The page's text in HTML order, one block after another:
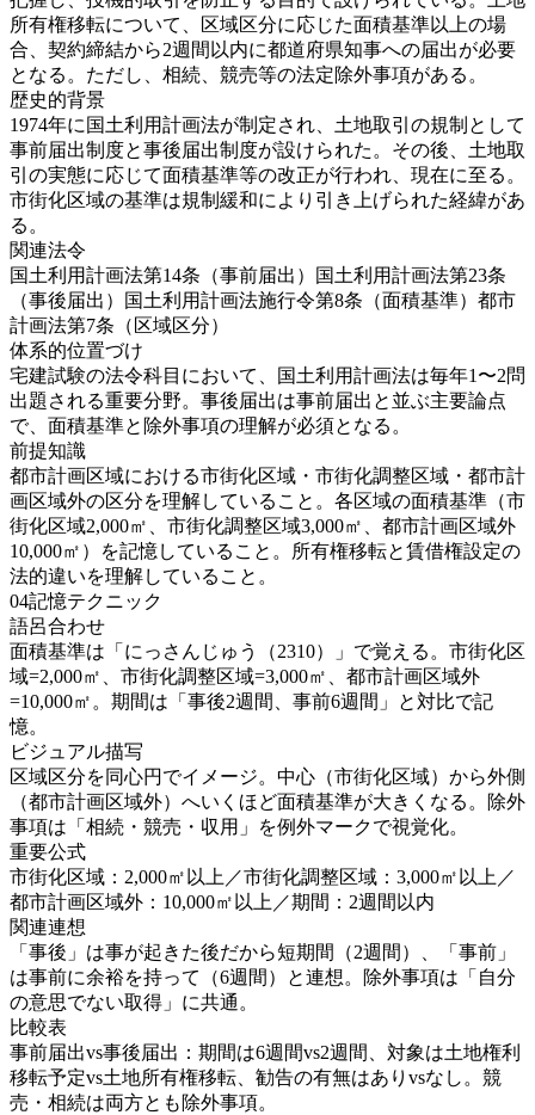
所有権移転について、区域区分に応じた面積基準以上の場
合、契約締結から2週間以内に都道府県知事への届出が必要
となる。ただし、相続、競売等の法定除外事項がある。
歴史的背景
1974年に国土利用計画法が制定され、土地取引の規制として
事前届出制度と事後届出制度が設けられた。その後、土地取
引の実態に応じて面積基準等の改正が行われ、現在に至る。
市街化区域の基準は規制緩和により引き上げられた経緯があ
る。
関連法令
国土利用計画法第14条（事前届出）
国土利用計画法第23条
（事後届出）
国土利用計画法施行令第8条（面積基準） 都市
計画法第7条（区域区分）
体系的位置づけ
宅建試験の法令科目において、国土利用計画法は毎年1〜2問
出題される重要分野。事後届出は事前届出と並ぶ主要論点
で、面積基準と除外事項の理解が必須となる。
前提知識
都市計画区域における市街化区域・市街化調整区域・都市計
画区域外の区分を理解していること。各区域の面積基準（市
街化区域2,000㎡、市街化調整区域3,000㎡、都市計画区域外
10,000㎡）を記憶していること。所有権移転と賃借権設定の
法的違いを理解していること。
04記憶テクニック
語呂合わせ
面積基準は「にっさんじゅう（2310）」で覚える。市街化区
域=2,000㎡、市街化調整区域=3,000㎡、都市計画区域外
=10,000㎡。期間は「事後2週間、事前6週間」と対比で記
憶。
ビジュアル描写
区域区分を同心円でイメージ。中心（市街化区域）から外側
（都市計画区域外）へいくほど面積基準が大きくなる。除外
事項は「相続・競売・収用」を例外マークで視覚化。
重要公式
市街化区域：2,000㎡以上／市街化調整区域：3,000㎡以上／
都市計画区域外：10,000㎡以上／期間：2週間以内
関連連想
「事後」は事が起きた後だから短期間（2週間）、「事前」
は事前に余裕を持って（6週間）と連想。除外事項は「自分
の意思でない取得」に共通。
比較表
事前届出vs事後届出：期間は6週間vs2週間、対象は土地権利
移転予定vs土地所有権移転、勧告の有無はありvsなし。競
売・相続は両方とも除外事項。